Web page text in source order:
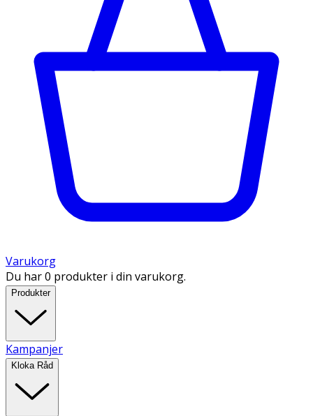
Varukorg
Du har 0 produkter i din varukorg.
Produkter
Kampanjer
Kloka Råd